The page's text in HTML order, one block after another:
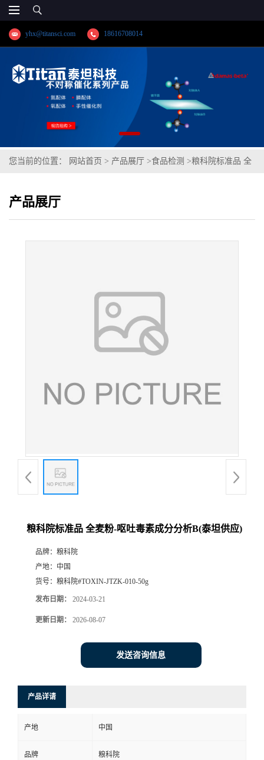
yhx@titansci.com 18616708014
您当前的位置： 网站首页 > 产品展厅 >食品检测 >粮科院标准品 全
产品展厅
粮科院标准品 全麦粉‐呕吐毒素成分分析B(泰坦供应)
品牌： 粮科院
产地： 中国
货号： 粮科院#TOXIN-JTZK-010-50g
发布日期： 2024-03-21
更新日期： 2026-08-07
发送咨询信息
产品详请
产地 中国
品牌 粮科院